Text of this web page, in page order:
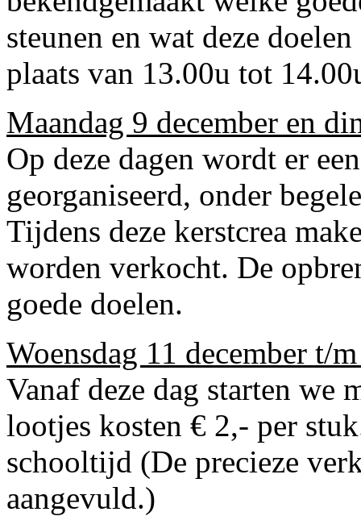
steunen en wat deze
plaats van 13.00u tot
Maandag 9 december en
Op deze dagen wordt er
georganiseerd, onder
Tijdens deze kerstcrea
worden verkocht. De
goede doelen.
Woensdag 11 december t/
Vanaf deze dag starten we
lootjes kosten € 2,- per
schooltijd (De precieze
aangevuld.)